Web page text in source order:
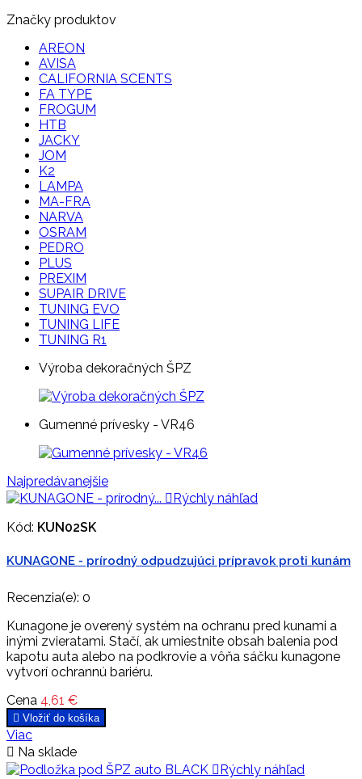
Značky produktov
AREON
AVISA
CALIFORNIA SCENTS
FA TYPE
FROGUM
HTB
JACKY
JOM
K2
LAMPA
MA-FRA
NARVA
OSRAM
PEDRO
PLUS
PREXIM
SUPAIR DRIVE
TUNING EVO
TUNING LIFE
TUNING R1
Výroba dekoračných ŠPZ
Gumenné prívesky - VR46
Najpredávanejšie
Rýchly náhľad
Kód: KUN02SK
KUNAGONE - prírodný odpudzujúci prípravok proti kunám
Recenzia(e): 0
Kunagone je overený systém na ochranu pred kunami a
inými zvieratami. Stačí, ak umiestnite obsah balenia pod
kapotu auta alebo na podkrovie a vôňa sáčku kunagone
vytvorí ochrannú bariéru.
Cena 4,61 €
 Vložiť do košíka
Viac
 Na sklade
 Rýchly náhľad